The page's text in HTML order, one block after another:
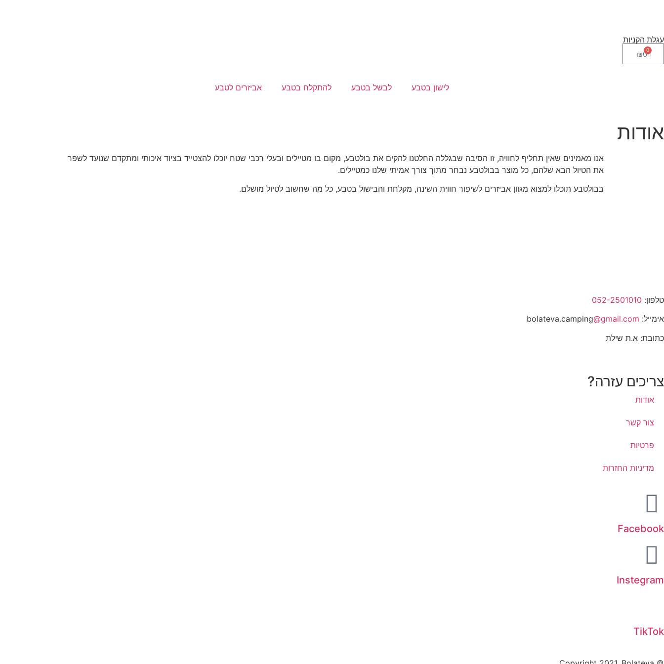
עגלת הקניות
₪00
לישון בטבע לבשל בטבע להתקלח בטבע אביזרים לטבע
אודות
אנו מאמינים שאין תחליף לחוויה, זו הסיבה שבגללה החלטנו להקים את בולטבע, מקום בו מטיילים ובעלי רכבי שטח יוכלו להצטייד בציוד איכותי ומתקדם שנועד לשפר
את הטיול הבא שלהם, כל מוצר בבולטבע נבחר מתוך צורך אמיתי שלנו כמטיילים.
בבולטבע תוכלו למצוא מגוון אביזרים לשיפור חווית השינה, מקלחת והבישול בטבע, כל מה שחשוב לטיול מושלם.
טלפון: 052-2501010
אימייל: bolateva.camping @gmail.com
כתובת: א.ת שילת
צריכים עזרה?
אודות
צור קשר
פרטיות
מדיניות החזרות
Facebook
Instegram
TikTok